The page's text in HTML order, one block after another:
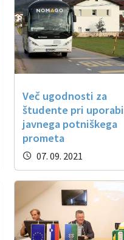
Več ugodnosti za
študente pri uporabi
javnega potniškega
prometa
07. 09. 2021